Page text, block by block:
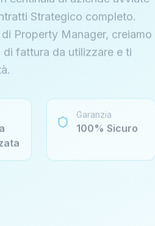
Strategico completo.
Property Manager, creiamo
fattura da utilizzare e ti
100% Sicuro